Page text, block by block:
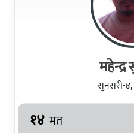
महेन्द्र
सुनसरी-४,
१४ मत